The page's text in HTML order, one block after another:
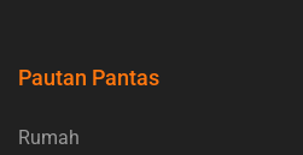
Pautan Pantas
Rumah